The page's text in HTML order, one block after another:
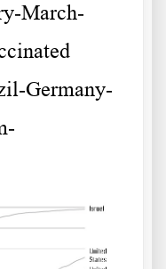
March-
Germany-